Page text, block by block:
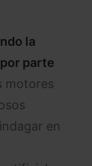
la
parte
motores
en